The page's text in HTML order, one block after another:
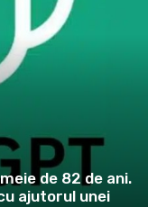
de 82 de ani.
ajutorul unei